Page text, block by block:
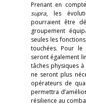
Prenant en
supra, les
pourraient être
groupement
seules les
touchées. Pour le
seront également
tâches physiques
ne seront plus
opérateurs de
permettra
résilience au